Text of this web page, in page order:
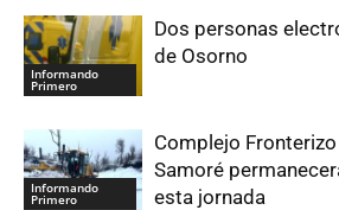
Informando
Primero
Dos personas
de Osorno
Informando
Primero
Complejo
Samoré
esta jornada